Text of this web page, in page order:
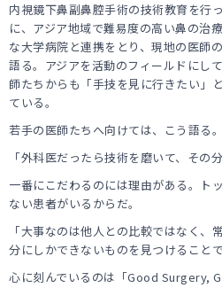
内視鏡下鼻副鼻腔手術の技術教育を行
に、アジア地域で難易度の高い鼻の治
な大学病院と連携をとり、現地の医師
語る。アジアを活動のフィールドにし
師たちからも「手技を見に行きたい」
ている。
若手の医師たちへ向けては、こう語る。
「外科医だったら技術を磨いて、その
一番にこだわるのには理由がある。ト
ない患者がいるからだ。
「大事なのは他人との比較ではなく、
分にしかできないものを見つけることで
心に刻んでいるのは「Good Surgery,